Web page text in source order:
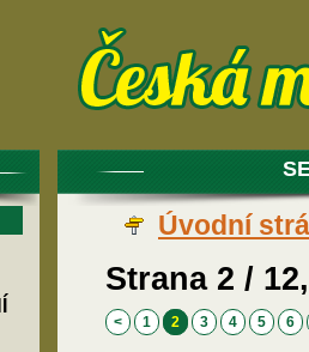
Úvodní
Strana 2 /
< 1 2 3 4 5 6